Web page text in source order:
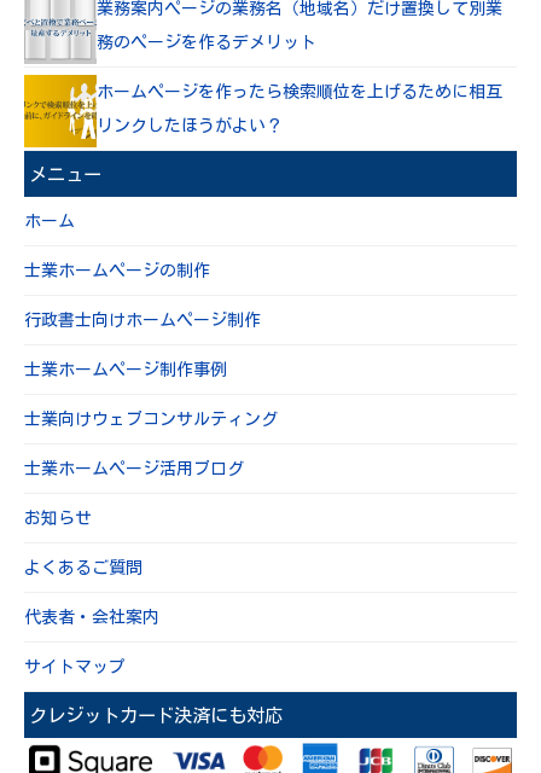
業務案内ページの業務名（地域名）だけ置換して別業
務のページを作るデメリット
ホームページを作ったら検索順位を上げるために相互
リンクしたほうがよい？
メニュー
ホーム
士業ホームページの制作
行政書士向けホームページ制作
士業ホームページ制作事例
士業向けウェブコンサルティング
士業ホームページ活用ブログ
お知らせ
よくあるご質問
代表者・会社案内
サイトマップ
クレジットカード決済にも対応